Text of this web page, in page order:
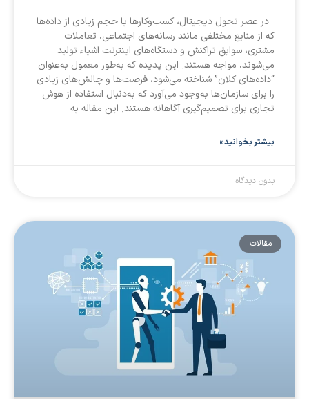
در عصر تحول دیجیتال، کسب‌وکارها با حجم زیادی از داده‌ها
که از منابع مختلفی مانند رسانه‌های اجتماعی، تعاملات
مشتری، سوابق تراکنش و دستگاه‌های اینترنت اشیاء تولید
می‌شوند، مواجه هستند. این پدیده که به‌طور معمول به‌عنوان
“داده‌های کلان” شناخته می‌شود، فرصت‌ها و چالش‌های زیادی
را برای سازمان‌ها به‌وجود می‌آورد که به‌دنبال استفاده از هوش
تجاری برای تصمیم‌گیری آگاهانه هستند. این مقاله به
بیشتر بخوانید »
بدون دیدگاه
مقالات